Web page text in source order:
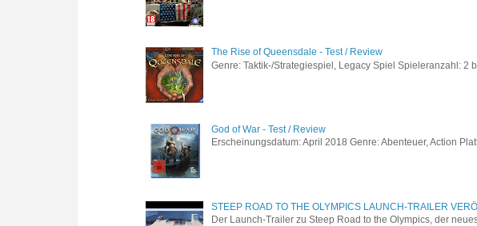
The Rise of Queensdale - Test / Review
Genre: Taktik-/Strategiespiel, Legacy Spiel Spieleranzahl: 2
God of War - Test / Review
Erscheinungsdatum: April 2018 Genre: Abenteuer, Action
STEEP ROAD TO THE OLYMPICS LAUNCH-TRAILER
Der Launch-Trailer zu Steep Road to the Olympics, der